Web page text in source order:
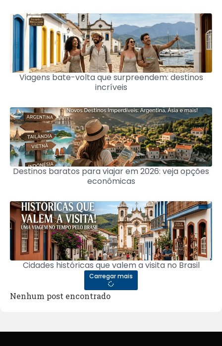
Viagens bate-volta que surpreendem: destinos
incríveis
Destinos baratos para viajar em 2026: veja opções
econômicas
Cidades históricas que valem a visita no Brasil
Carregar mais
Nenhum post encontrado